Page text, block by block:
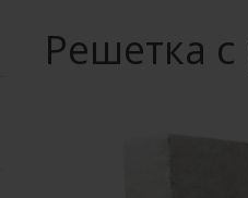
Решетка